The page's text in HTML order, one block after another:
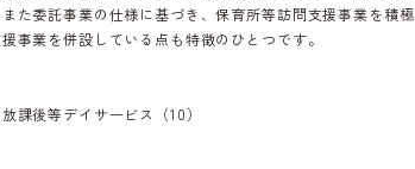
た委託事業の仕様に基づき、保育所等訪問支援事業を積極
事業を併設している点も特徴のひとつです。
課後等デイサービス（10）